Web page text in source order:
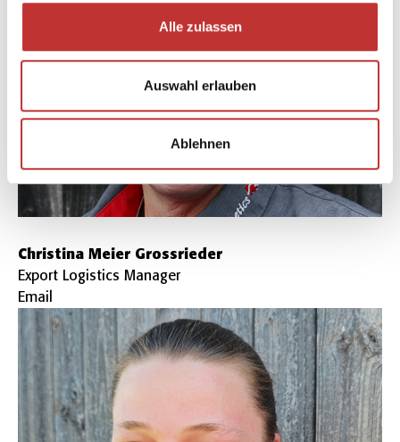
analysieren. Außerdem geben wir Informationen zu Ihrer
Verwendung unserer Website an unsere Partner für
soziale Medien, Werbung und Analysen weiter. Unsere
weiteren Daten zusammen, die Sie ihnen bereitgestellt
haben oder die sie im Rahmen Ihrer Nutzung der Dienste
gesammelt haben.
Alle zulassen
Auswahl erlauben
Ablehnen
Christina Meier Grossrieder
Export Logistics Manager
Email